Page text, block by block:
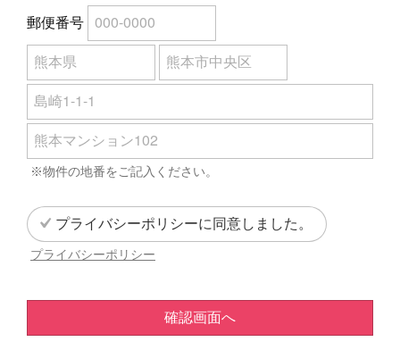
郵便番号
※物件の地番をご記入ください。
プライバシーポリシーに同意しました。
プライバシーポリシー
確認画面へ